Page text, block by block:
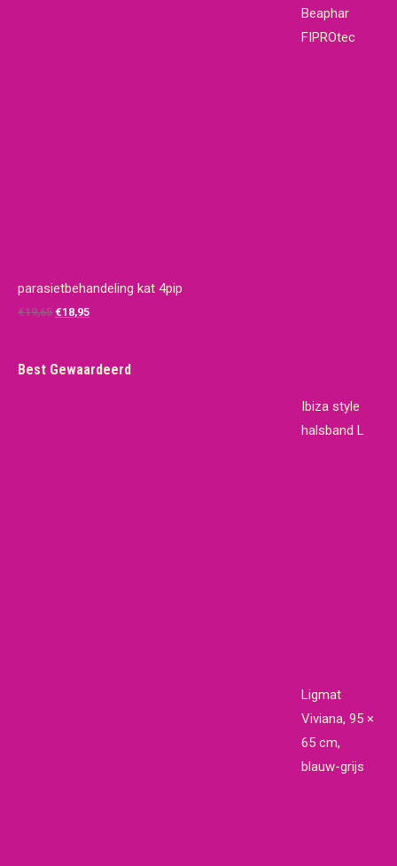
Beaphar
FIPROtec
parasietbehandeling kat 4pip
€19,65 Oorspronkelijke
€19,65.
€18,95Huidige
€18,95.
Best Gewaardeerd
Ibiza style
halsband L
Ligmat
Viviana, 95 ×
65 cm,
blauw-grijs